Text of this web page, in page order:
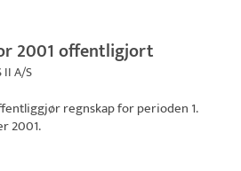
2001 offentligjort
II A/S
regnskap for perioden 1.
2001.